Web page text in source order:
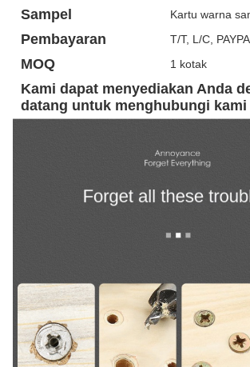
Sampel Kartu warna
Pembayaran T/T, L/C,
MOQ 1 kotak
Kami dapat menyediakan Anda
datang untuk menghubungi kami